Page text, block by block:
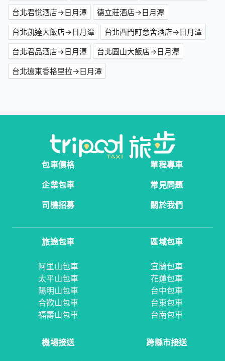
台北君悅酒店→日月潭
德立莊酒店→日月潭
台北凱達大飯店→日月潭
台北西門町意舍酒店→日月潭
台北君品酒店→日月潭
台北圓山大飯店→日月潭
台北遠東香格里拉→日月潭
包車價格
單程專車
企業包車
常見問題
司機招募
關於我們
旅途包車
阿里山包車
太平山包車
陽明山包車
合歡山包車
福壽山包車
區域包車
宜蘭包車
花蓮包車
台中包車
台東包車
台南包車
機場接送 跨縣市接送